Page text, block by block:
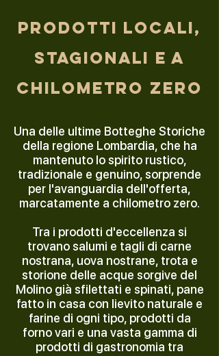
prodotti locali,
stagionali e a
chilometro zero
Una delle ultime Botteghe Storiche
della regione Lombardia, che ha
mantenuto lo spirito rustico,
tradizionale e genuino, sorprende
per l'avanguardia dell'offerta,
marcatamente a chilometro zero.
Tra i prodotti d'eccellenza si
trovano salumi e tagli di carne
nostrana, uova nostrane, trota e
storione delle acque sorgive del
Molino già sfilettati e spinati, pane
fatto in casa con lievito naturale e
farine di ogni tipo, prodotti da
forno vari e una vasta gamma di
prodotti di gastronomia tra